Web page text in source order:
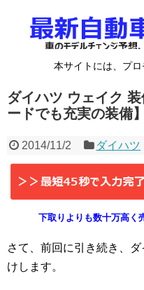
本サイトには、プロ
ダイハツ ウェイク
ードでも充実の装備】
2014/11/2 ダイハツ
下取りよりも数十万高く
さて、前回に引き続き、
けします。